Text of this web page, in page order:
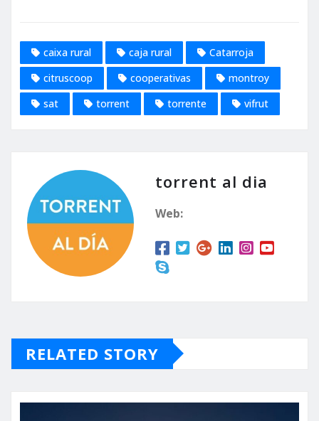
caixa rural caja rural
Catarroja
citruscoop
cooperativas
montroy
sat
torrent torrente vifrut
torrent al dia
Web:
RELATED STORY